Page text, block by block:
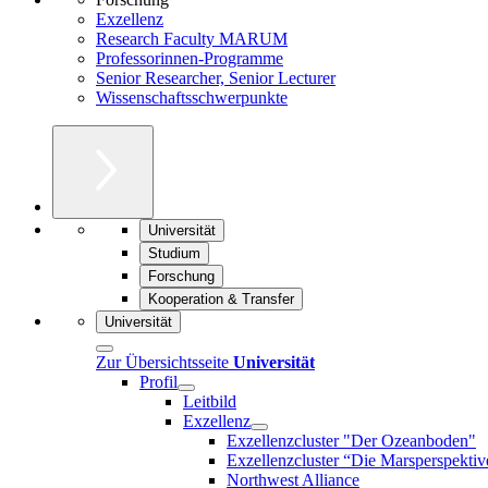
Exzellenz
Research Faculty MARUM
Professorinnen-Programme
Senior Researcher, Senior Lecturer
Wissenschaftsschwerpunkte
Universität
Studium
Forschung
Kooperation & Transfer
Universität
Zur Übersichtsseite Universität
Profil
Leitbild
Exzellenz
Exzellenzcluster "Der Ozeanboden"
Exzellenzcluster “Die
Northwest Alliance